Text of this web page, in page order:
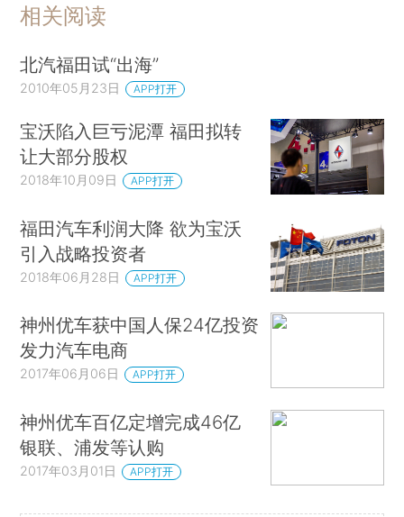
相关阅读
北汽福田试“出海”
2010年05月23日 APP打开
宝沃陷入巨亏泥潭 福田拟转
让大部分股权
2018年10月09日 APP打开
福田汽车利润大降 欲为宝沃
引入战略投资者
2018年06月28日 APP打开
神州优车获中国人保24亿投资
发力汽车电商
2017年06月06日 APP打开
神州优车百亿定增完成46亿
银联、浦发等认购
2017年03月01日 APP打开